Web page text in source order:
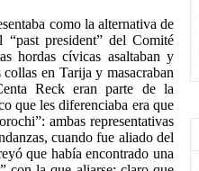
como la alternativa de
president” del Comité
hordas cívicas asaltaban y
en Tarija y masacraban
Reck eran parte de la
que les diferenciaba era que
ambas representativas
cuando fue aliado del
que había encontrado una